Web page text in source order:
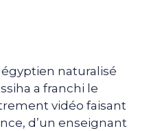
égyptien naturalisé
a franchi le
vidéo faisant
d’un enseignant